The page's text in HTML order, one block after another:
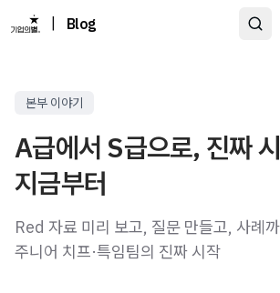
Blog
본부 이야기
A급에서 S급으로, 진짜
지금부터
Red 자료 미리 보고, 질문 만들고, 사례
주니어 치프·특임팀의 진짜 시작